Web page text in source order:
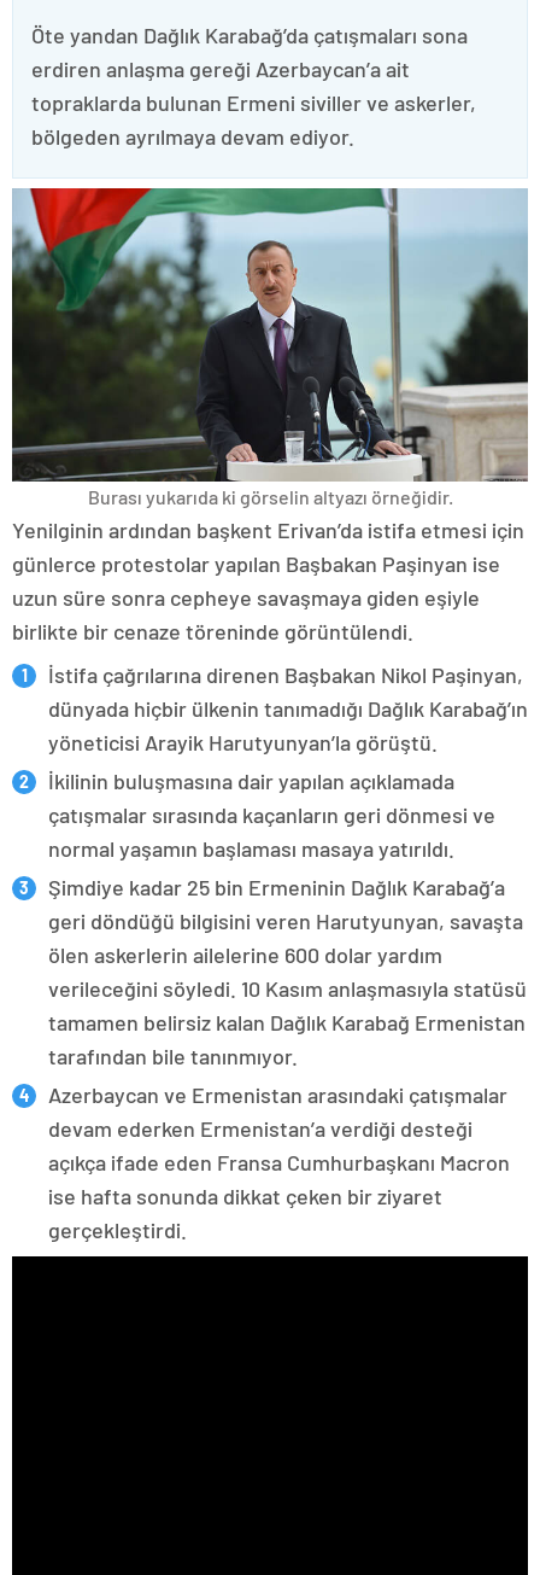
Öte yandan Dağlık Karabağ’da çatışmaları sona
erdiren anlaşma gereği Azerbaycan’a ait
topraklarda bulunan Ermeni siviller ve askerler,
bölgeden ayrılmaya devam ediyor.
Burası yukarıda ki görselin altyazı örneğidir.
Yenilginin ardından başkent Erivan’da istifa etmesi için
günlerce protestolar yapılan Başbakan Paşinyan ise
uzun süre sonra cepheye savaşmaya giden eşiyle
birlikte bir cenaze töreninde görüntülendi.
İstifa çağrılarına direnen Başbakan Nikol Paşinyan,
dünyada hiçbir ülkenin tanımadığı Dağlık Karabağ’ın
yöneticisi Arayik Harutyunyan’la görüştü.
İkilinin buluşmasına dair yapılan açıklamada
çatışmalar sırasında kaçanların geri dönmesi ve
normal yaşamın başlaması masaya yatırıldı.
Şimdiye kadar 25 bin Ermeninin Dağlık Karabağ’a
geri döndüğü bilgisini veren Harutyunyan, savaşta
ölen askerlerin ailelerine 600 dolar yardım
verileceğini söyledi. 10 Kasım anlaşmasıyla statüsü
tamamen belirsiz kalan Dağlık Karabağ Ermenistan
tarafından bile tanınmıyor.
Azerbaycan ve Ermenistan arasındaki çatışmalar
devam ederken Ermenistan’a verdiği desteği
açıkça ifade eden Fransa Cumhurbaşkanı Macron
ise hafta sonunda dikkat çeken bir ziyaret
gerçekleştirdi.